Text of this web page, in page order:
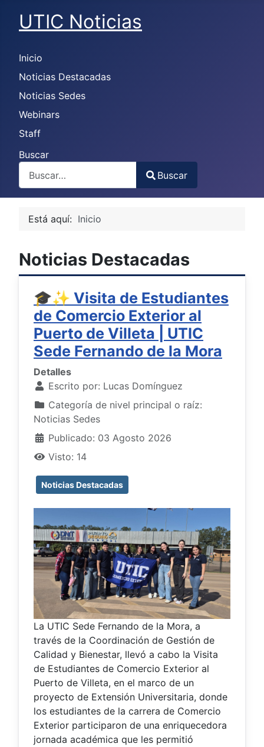
UTIC Noticias
Inicio
Noticias Destacadas
Noticias Sedes
Webinars
Staff
Buscar
Type 2 or more characters for results.
Buscar
Está aquí: Inicio
Noticias Destacadas
🎓✨ Visita de Estudiantes
de Comercio Exterior al
Puerto de Villeta | UTIC
Sede Fernando de la Mora
Detalles
Escrito por: Lucas Domínguez
Categoría de nivel principal o raíz:
Noticias Sedes
Publicado: 03 Agosto 2026
Visto: 14
Noticias Destacadas
La UTIC Sede Fernando de la Mora, a
través de la Coordinación de Gestión de
Calidad y Bienestar, llevó a cabo la Visita
de Estudiantes de Comercio Exterior al
Puerto de Villeta, en el marco de un
proyecto de Extensión Universitaria, donde
los estudiantes de la carrera de Comercio
Exterior participaron de una enriquecedora
jornada académica que les permitió